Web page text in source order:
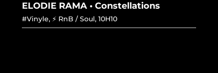
ELODIE RAMA • Constellations
#Vinyle, ⚡ RnB / Soul, 10H10